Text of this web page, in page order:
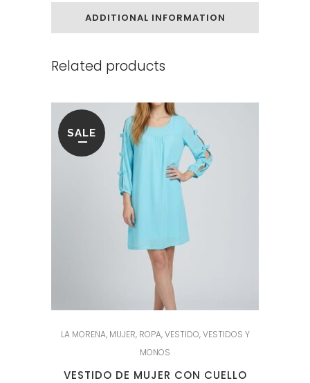
ADDITIONAL INFORMATION
Related products
SALE
LA MORENA, MUJER, ROPA,VESTIDO,VESTIDOS Y
MONOS
VESTIDO DE MUJER CON CUELLO